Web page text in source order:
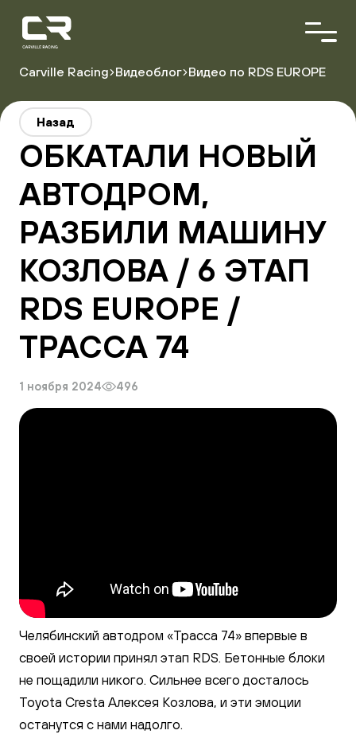
version="1.0"
encoding="utf-
Автопарк
Партнёры
Расписание гонок
Результаты
Видеоблог
Галерея
Carville Racing Видеоблог Видео по RDS EUROPE
Назад
ОБКАТАЛИ НОВЫЙ
АВТОДРОМ,
РАЗБИЛИ МАШИНУ
КОЗЛОВА / 6 ЭТАП
RDS EUROPE /
ТРАССА 74
1 ноября 2024 496
Челябинский автодром «Трасса 74» впервые в
своей истории принял этап RDS. Бетонные блоки
не пощадили никого. Сильнее всего досталось
Toyota Cresta Алексея Козлова, и эти эмоции
останутся с нами надолго.